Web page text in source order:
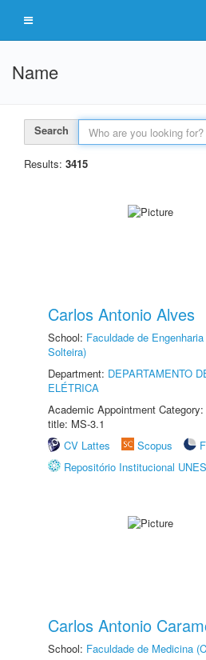
Name
Search
Results: 3415
Carlos Antonio Alves
School: Faculdade de
Solteira)
Department: DEPARTAMENTO
ELÉTRICA
Academic Appointment
title: MS-3.1
CV Lattes
Scopus
Repositório Institucional
Carlos Antonio
School: Faculdade de Medicina